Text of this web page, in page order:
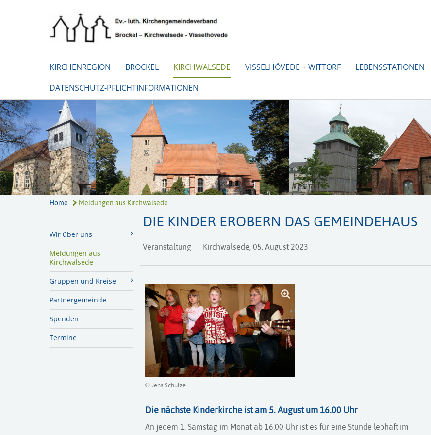
KIRCHENREGION BROCKEL KIRCHWALSEDE VISSELHÖVEDE + WITTORF LEBENSSTATIONEN
DATENSCHUTZ-PFLICHTINFORMATIONEN
Home Meldungen aus Kirchwalsede
Wir über uns
Meldungen aus
Kirchwalsede
Gruppen und Kreise
Partnergemeinde
Spenden
Termine
DIE KINDER EROBERN DAS GEMEINDEHAUS
Veranstaltung Kirchwalsede, 05. August 2023
© Jens Schulze
Die nächste Kinderkirche ist am 5. August um 16.00 Uhr
An jedem 1. Samstag im Monat ab 16.00 Uhr ist es für eine Stunde lebhaft im